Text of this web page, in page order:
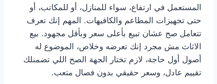
المستعمل في ارتفاع، سواء للمنازل، أو للمكاتب، أو
حتى تجهيزات المطاعم والكافيهات. المهم إنك تعرف
تتعامل صح عشان تبيع بأعلى سعر وبأقل مجهود. بيع
الاثاث مش مجرد إنك تعرضه وخلاص، الموضوع له
أصول أول حاجة، لازم تختار الجهة الصح اللي تضمنلك
تقييم عادل، وسعر حقيقي بدون فصال متعب.